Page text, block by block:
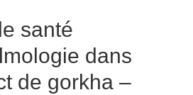
santé
dans
de gorkha –